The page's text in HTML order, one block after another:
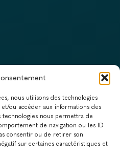
nous utilisons des technologies
ou accéder aux informations des
technologies nous permettra de
de navigation ou les ID
consentir ou de retirer son
sur certaines caractéristiques et